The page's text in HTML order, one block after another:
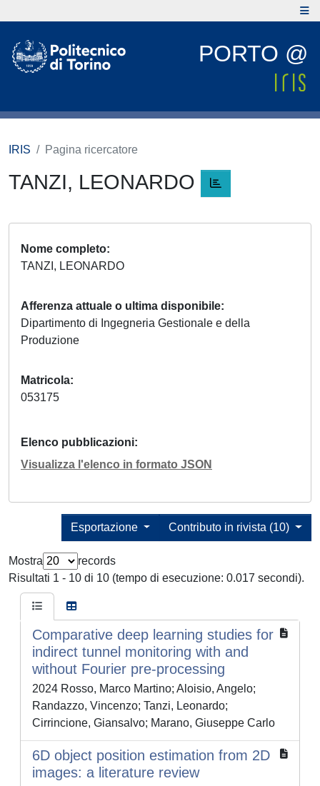
PORTO @
IRIS Pagina ricercatore
TANZI, LEONARDO
Nome completo
TANZI, LEONARDO
Afferenza attuale o ultima disponibile
Dipartimento di Ingegneria Gestionale e della
Produzione
Matricola
053175
Elenco pubblicazioni
Visualizza l'elenco in formato JSON
Contributo in rivista (10)
Esportazione
Mostra
records
Risultati 1 - 10 di 10 (tempo di esecuzione: 0.017 secondi).
Comparative deep learning studies for
indirect tunnel monitoring with and
without Fourier pre-processing
2024 Rosso, Marco Martino; Aloisio, Angelo;
Randazzo, Vincenzo; Tanzi, Leonardo;
Cirrincione, Giansalvo; Marano, Giuseppe Carlo
6D object position estimation from 2D
images: a literature review